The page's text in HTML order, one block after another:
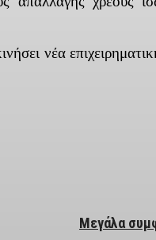
νέα
Μεγάλα